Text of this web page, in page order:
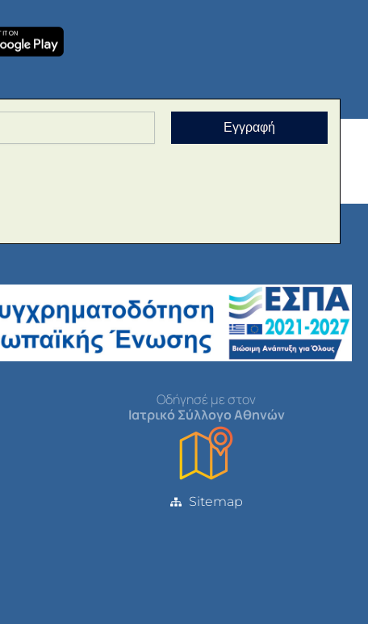
Εγγραφή
Οδήγησέ με στον
Ιατρικό Σύλλογο Αθηνών
Sitemap